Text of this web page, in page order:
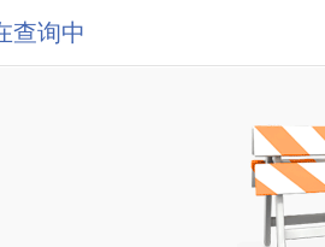
查询中